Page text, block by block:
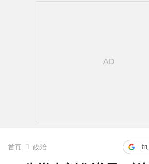
首頁 政治 加